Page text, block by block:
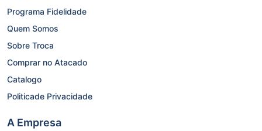
Programa Fidelidade
Quem Somos
Sobre Troca
Comprar no Atacado
Catalogo
Politicade Privacidade
A Empresa